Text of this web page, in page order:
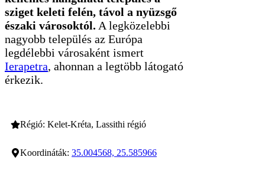
sziget keleti felén, távol a nyüzsgő
északi városoktól. A legközelebbi
nagyobb település az Európa
legdélebbi városaként ismert
Ierapetra, ahonnan a legtöbb látogató
érkezik.
Régió: Kelet-Kréta, Lassithi régió
Koordináták: 35.004568, 25.585966